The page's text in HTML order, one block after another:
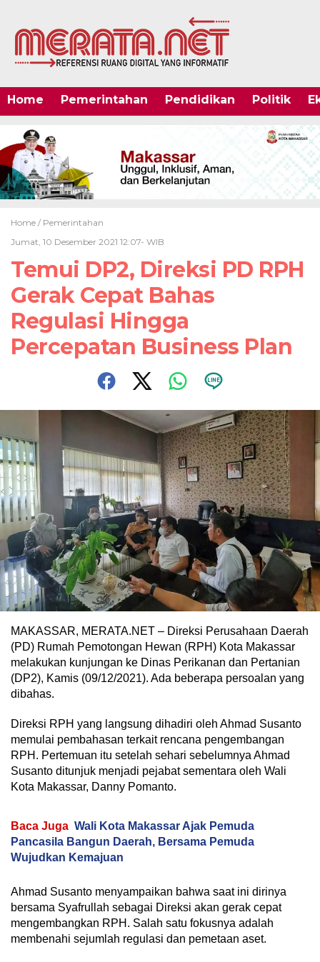
Home Pemerintahan Pendidikan Politik
Home / Pemerintahan
Jumat, 10 Desember 2021 12:07- WIB
Temui DP2, Direksi PD RPH
Gerak Cepat Bahas
Regulasi Hingga
Percepatan Business Plan
MAKASSAR, MERATA.NET – Direksi Perusahaan Daerah
(PD) Rumah Pemotongan Hewan (RPH) Kota Makassar
melakukan kunjungan ke Dinas Perikanan dan Pertanian
(DP2), Kamis (09/12/2021). Ada beberapa persoalan yang
dibahas.
Direksi RPH yang langsung dihadiri oleh Ahmad Susanto
memulai pembahasan terkait rencana pengembangan
RPH. Pertemuan itu setelah sehari sebelumnya Ahmad
Susanto ditunjuk menjadi pejabat sementara oleh Wali
Kota Makassar, Danny Pomanto.
Baca Juga Wali Kota Makassar Ajak Pemuda
Pancasila Bangun Daerah, Bersama Pemuda
Wujudkan Kemajuan
Ahmad Susanto menyampaikan bahwa saat ini dirinya
bersama Syafrullah sebagai Direksi akan gerak cepat
mengembangkan RPH. Salah satu fokusnya adalah
membenahi sejumlah regulasi dan pemetaan aset.